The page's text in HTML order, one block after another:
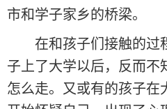
市和学子家乡的桥梁。
在和孩子们接触的过
子上了大学以后，反而不
怎么走。又或有的孩子在